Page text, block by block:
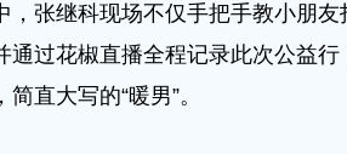
继科现场不仅手把手教小朋友
通过花椒直播全程记录此次公益
直大写的“暖男”。